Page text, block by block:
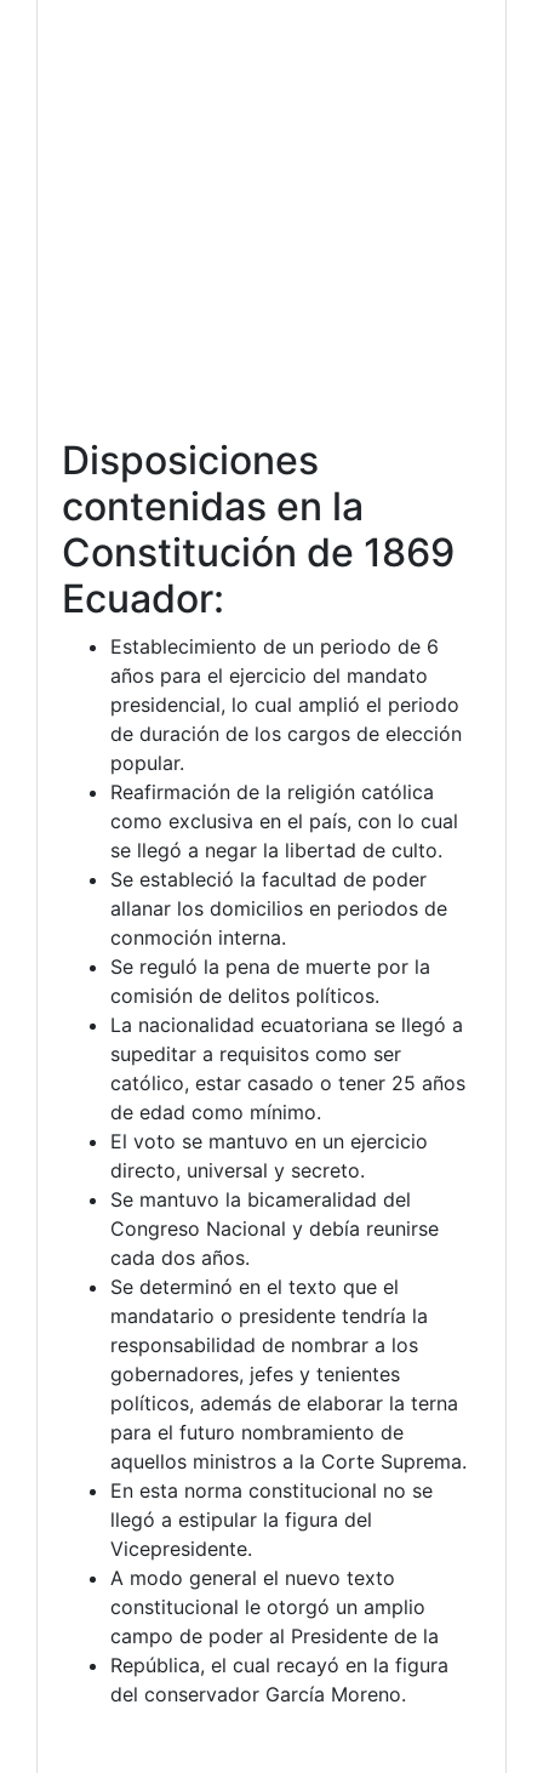
Disposiciones
contenidas en la
Constitución de 1869
Ecuador:
Establecimiento de un periodo de 6
años para el ejercicio del mandato
presidencial, lo cual amplió el periodo
de duración de los cargos de elección
popular.
Reafirmación de la religión católica
como exclusiva en el país, con lo cual
se llegó a negar la libertad de culto.
Se estableció la facultad de poder
allanar los domicilios en periodos de
conmoción interna.
Se reguló la pena de muerte por la
comisión de delitos políticos.
La nacionalidad ecuatoriana se llegó a
supeditar a requisitos como ser
católico, estar casado o tener 25 años
de edad como mínimo.
El voto se mantuvo en un ejercicio
directo, universal y secreto.
Se mantuvo la bicameralidad del
Congreso Nacional y debía reunirse
cada dos años.
Se determinó en el texto que el
mandatario o presidente tendría la
responsabilidad de nombrar a los
gobernadores, jefes y tenientes
políticos, además de elaborar la terna
para el futuro nombramiento de
aquellos ministros a la Corte Suprema.
En esta norma constitucional no se
llegó a estipular la figura del
Vicepresidente.
A modo general el nuevo texto
constitucional le otorgó un amplio
campo de poder al Presidente de la
República, el cual recayó en la figura
del conservador García Moreno.